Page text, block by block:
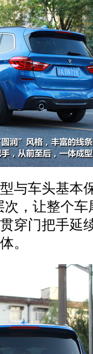
车头基本
，让整个
穿门把手延
。